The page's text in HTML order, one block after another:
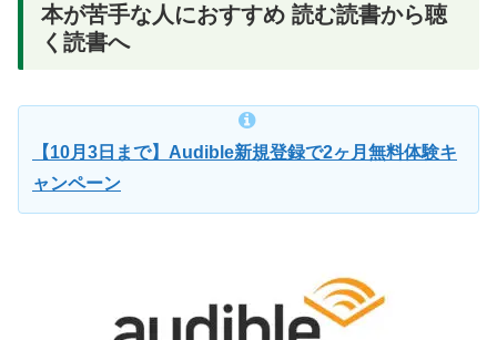
本が苦手な人におすすめ 読む読書から聴
く読書へ
【10月3日まで】Audible新規登録で2ヶ月無料体験キ
ャンペーン